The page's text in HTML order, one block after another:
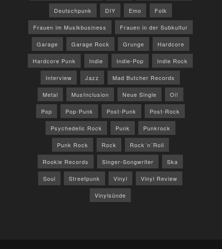
Deutschpunk DIY Emo Folk
Frauen im Musikbusiness Frauen in der Subkultur
Garage Garage Rock Grunge Hardcore
Hardcore Punk Indie Indie-Pop Indie Rock
Interview Jazz Mad Butcher Records
Metal MusInclusion Neue Single Oi!
Pop Pop-Punk Post-Punk Post-Rock
Psychedelic Rock Punk Punkrock
Punk Rock Rock Rock´n´Roll
Rookie Records Singer-Songwriter Ska
Soul Streetpunk Vinyl Vinyl Review
Vinylsünde